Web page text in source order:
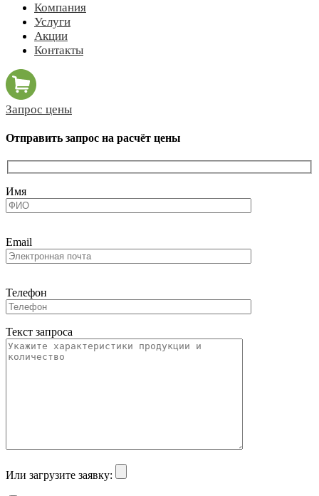
Компания
Услуги
Акции
Контакты
Запрос цены
Отправить запрос на расчёт цены
Имя
Email
Телефон
Текст запроса
Или загрузите заявку: